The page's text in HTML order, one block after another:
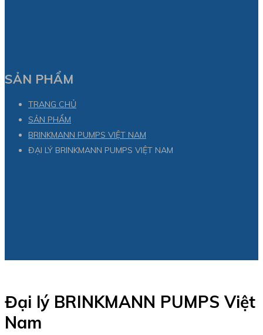
SẢN PHẨM
TRANG CHỦ
SẢN PHẨM
BRINKMANN PUMPS VIỆT NAM
ĐẠI LÝ BRINKMANN PUMPS VIỆT NAM
Đại lý BRINKMANN PUMPS Việt
Nam